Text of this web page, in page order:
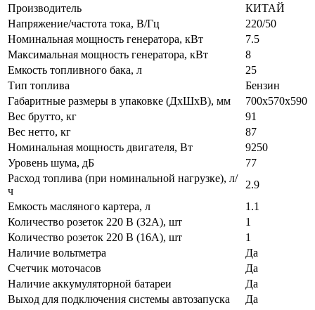
Производитель
КИТАЙ
Напряжение/частота тока, В/Гц
220/50
Номинальная мощность генератора, кВт
7.5
Максимальная мощность генератора, кВт
8
Емкость топливного бака, л
25
Тип топлива
Бензин
Габаритные размеры в упаковке (ДхШхВ), мм
700х570х590
Вес брутто, кг
91
Вес нетто, кг
87
Номинальная мощность двигателя, Вт
9250
Уровень шума, дБ
77
Расход топлива (при номинальной нагрузке), л/
ч
2.9
Емкость масляного картера, л
1.1
Количество розеток 220 В (32А), шт
1
Количество розеток 220 В (16А), шт
1
Наличие вольтметра
Да
Счетчик моточасов
Да
Наличие аккумуляторной батареи
Да
Выход для подключения системы автозапуска
Да